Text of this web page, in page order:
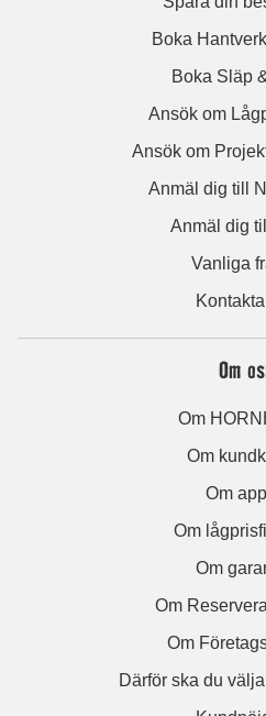
Boka
Boka Släp
Ansök om
Ansök om
Anmäl dig till
Anmäl dig
Vanliga
Om
Om
Om
Om
Om
Om
Om
Om
Därför ska du